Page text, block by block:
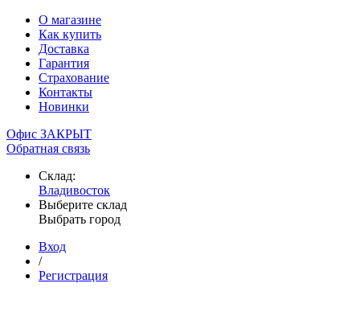
О магазине
Как купить
Доставка
Гарантия
Страхование
Контакты
Новинки
Офис ЗАКРЫТ
Обратная связь
Склад:
Владивосток
Выберите склад
Выбрать город
Вход
/
Регистрация